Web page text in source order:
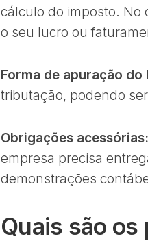
cálculo do imposto. No
o seu lucro ou
Forma de apuração do
tributação, podendo
Obrigações acessórias:
empresa precisa
demonstrações
Quais são